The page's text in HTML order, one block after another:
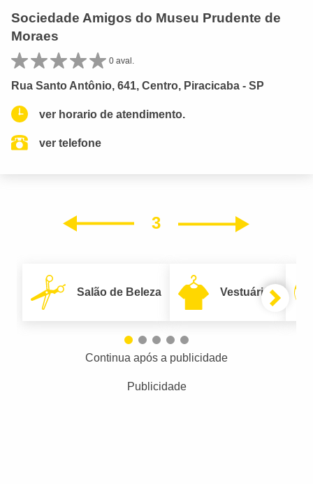
Sociedade Amigos do Museu Prudente de
Moraes
0 aval.
Rua Santo Antônio, 641, Centro, Piracicaba - SP
ver horario de atendimento.
ver telefone
3
Salão de Beleza Vestuário
Continua após a publicidade
Publicidade